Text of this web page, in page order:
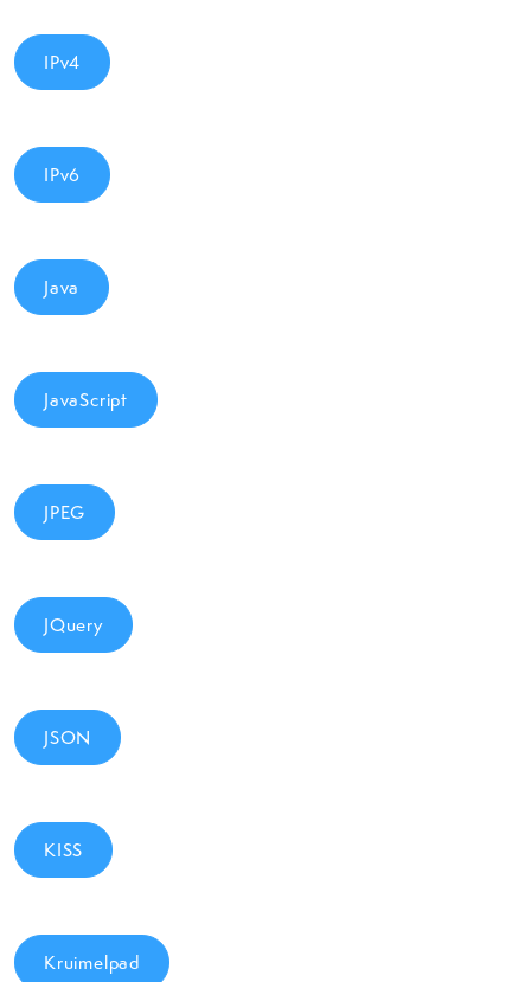
IPv4
IPv6
Java
JavaScript
JPEG
JQuery
JSON
KISS
Kruimelpad